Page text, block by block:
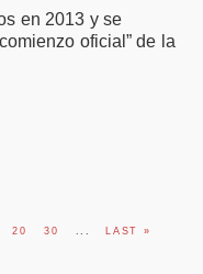
en 2013 y se
oficial” de la
20 30 LAST »